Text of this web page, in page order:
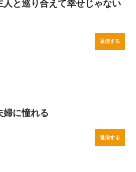
人と巡り合えて幸せじゃない
返信する
婦に憧れる
返信する